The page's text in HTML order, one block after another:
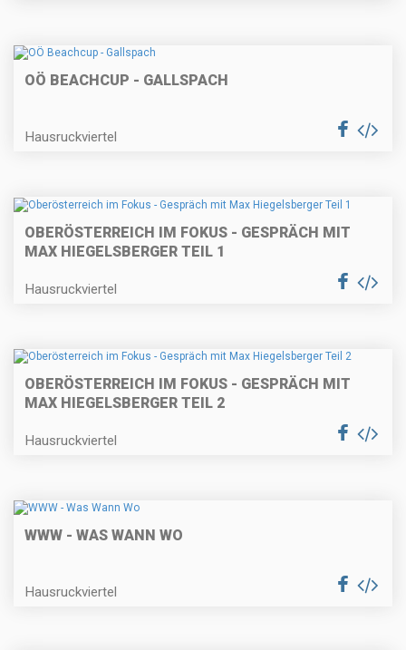
OÖ BEACHCUP - GALLSPACH
Hausruckviertel
OBERÖSTERREICH IM FOKUS - GESPRÄCH MIT
MAX HIEGELSBERGER TEIL 1
Hausruckviertel
OBERÖSTERREICH IM FOKUS - GESPRÄCH MIT
MAX HIEGELSBERGER TEIL 2
Hausruckviertel
WWW - WAS WANN WO
Hausruckviertel